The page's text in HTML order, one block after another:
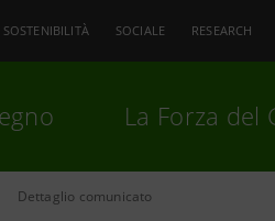
SOSTENIBILITÀ SOCIALE RESEARCH
La Forza del
Dettaglio comunicato